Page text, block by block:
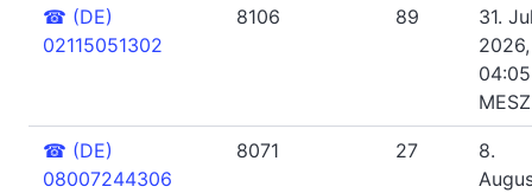
☎ (DE)
02115051302
8106 89
31.
2026,
MESZ
☎ (DE)
08007244306
8071 27
8.